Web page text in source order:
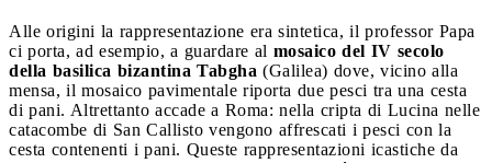
Alle origini la rappresentazione era sintetica, il professor Papa
ci porta, ad esempio, a guardare al mosaico del IV secolo
della basilica bizantina Tabgha (Galilea) dove, vicino alla
mensa, il mosaico pavimentale riporta due pesci tra una cesta
di pani. Altrettanto accade a Roma: nella cripta di Lucina nelle
catacombe di San Callisto vengono affrescati i pesci con la
cesta contenenti i pani. Queste rappresentazioni icastiche da